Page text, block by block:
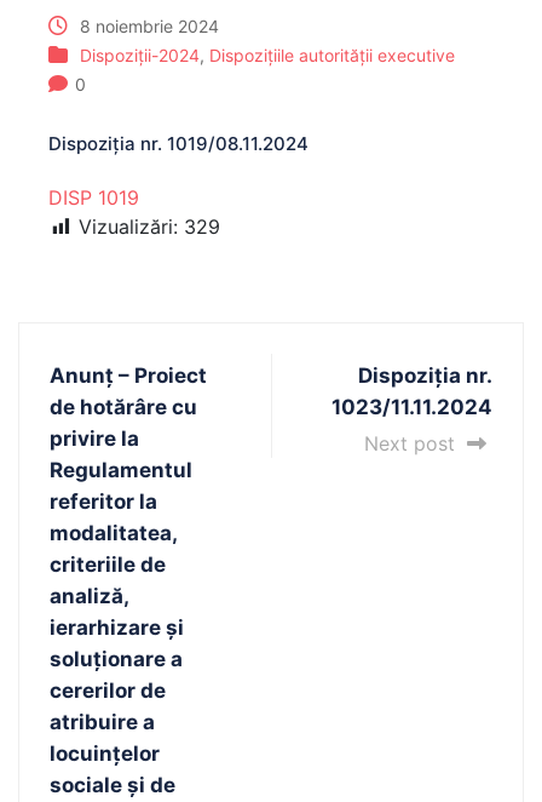
8 noiembrie 2024
Dispoziții-2024, Dispozițiile autorității executive
0
Dispoziția nr. 1019/08.11.2024
DISP 1019
Vizualizări: 329
Anunț – Proiect
de hotărâre cu
privire la
Regulamentul
referitor la
modalitatea,
criteriile de
analiză,
ierarhizare și
soluționare a
cererilor de
atribuire a
locuințelor
sociale și de
Dispoziția nr.
1023/11.11.2024
Next post